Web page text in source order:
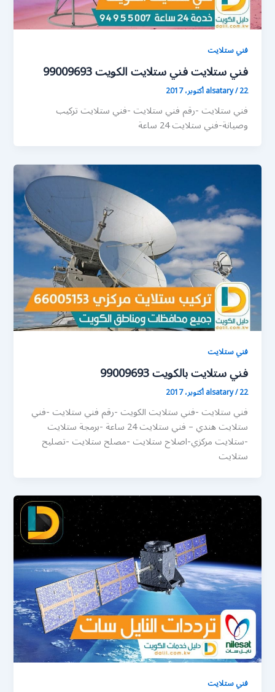
فني ستلايت
فني ستلايت فني ستلايت الكويت 99009693
alsatary/22 أكتوبر، 2017
فني ستلايت -رقم فني ستلايت -فني ستلايت تركيب
وصيانة-فني ستلايت 24 ساعة
فني ستلايت
فني ستلايت بالكويت 99009693
alsatary/22 أكتوبر، 2017
فني ستلايت -فني ستلايت الكويت -رقم فني ستلايت -فني
ستلايت هندي – فني ستلايت 24 ساعة -برمجة ستلايت
-ستلايت مركزي-اصلاح ستلايت -مصلح ستلايت -تصليح
ستلايت
فني ستلايت